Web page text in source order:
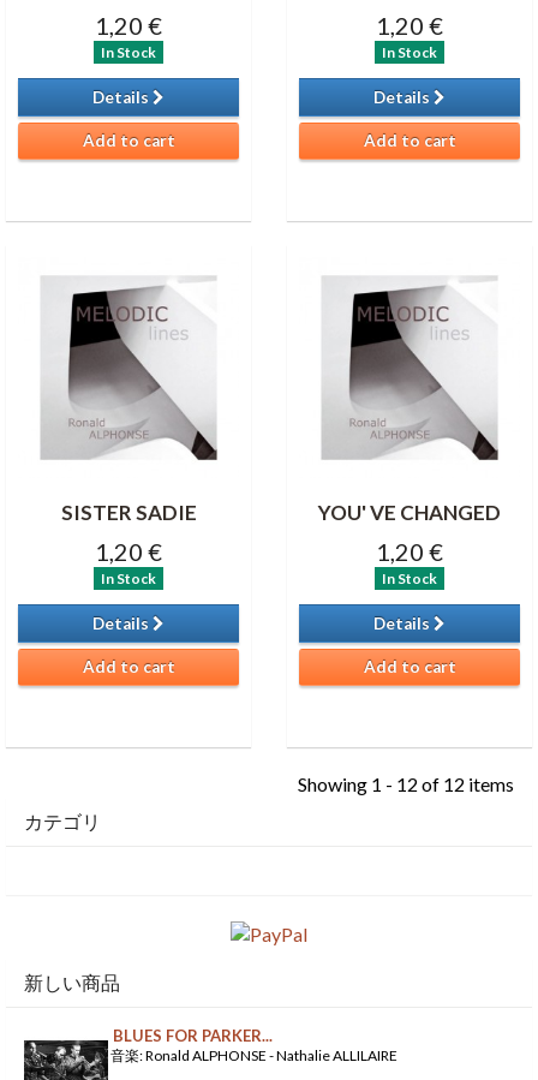
1,20 €
In Stock
Details
Add to cart
1,20 €
In Stock
Details
Add to cart
SISTER SADIE
1,20 €
In Stock
Details
Add to cart
YOU' VE CHANGED
1,20 €
In Stock
Details
Add to cart
Showing 1 - 12 of 12 items
カテゴリ
新しい商品
BLUES FOR PARKER...
音楽: Ronald ALPHONSE - Nathalie ALLILAIRE